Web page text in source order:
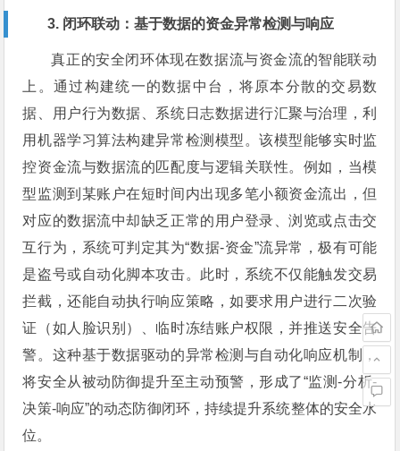
3. 闭环联动：基于数据的资金异常检测与响应
真正的安全闭环体现在数据流与资金流的智能联动
上。通过构建统一的数据中台，将原本分散的交易数
据、用户行为数据、系统日志数据进行汇聚与治理，利
用机器学习算法构建异常检测模型。该模型能够实时监
控资金流与数据流的匹配度与逻辑关联性。例如，当模
型监测到某账户在短时间内出现多笔小额资金流出，但
对应的数据流中却缺乏正常的用户登录、浏览或点击交
互行为，系统可判定其为“数据-资金”流异常，极有可能
是盗号或自动化脚本攻击。此时，系统不仅能触发交易
拦截，还能自动执行响应策略，如要求用户进行二次验
证（如人脸识别）、临时冻结账户权限，并推送安全告
警。这种基于数据驱动的异常检测与自动化响应机制，
将安全从被动防御提升至主动预警，形成了“监测-分析-
决策-响应”的动态防御闭环，持续提升系统整体的安全水
位。